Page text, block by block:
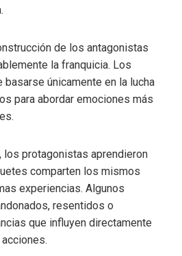
de los antagonistas
la franquicia. Los
únicamente en la lucha
para abordar emociones más
los protagonistas aprendieron
comparten los mismos
experiencias. Algunos
resentidos o
que influyen directamente